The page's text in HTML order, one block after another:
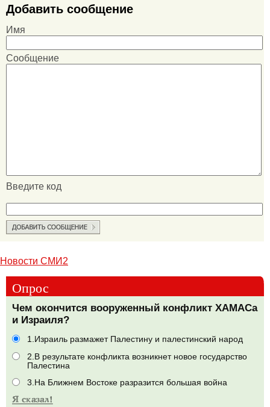
Добавить сообщение
Имя
Сообщение
Введите код
Новости СМИ2
Опрос
Чем окончится вооруженный конфликт ХАМАСа
и Израиля?
1.Израиль размажет Палестину и палестинский народ
2.В результате конфликта возникнет новое государство
Палестина
3.На Ближнем Востоке разразится большая война